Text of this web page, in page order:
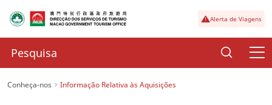
Alerta de Viagens
Conheça-nos Informação Relativa às Aquisições